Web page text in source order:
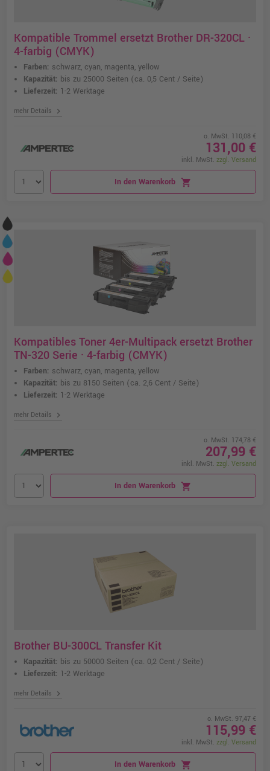
Kompatible Trommel ersetzt Brother DR-320CL ·
4-farbig (CMYK)
Farben: schwarz, cyan, magenta, yellow
Kapazität: bis zu 25000 Seiten (ca. 0,5 Cent / Seite)
Lieferzeit: 1-2 Werktage
mehr Details chevron_right
o. MwSt. 110,08 €
131,00 €
inkl. MwSt. zzgl. Versand
In den Warenkorb shopping_cart
Kompatibles Toner 4er-Multipack ersetzt Brother
TN-320 Serie · 4-farbig (CMYK)
Farben: schwarz, cyan, magenta, yellow
Kapazität: bis zu 8150 Seiten (ca. 2,6 Cent / Seite)
Lieferzeit: 1-2 Werktage
mehr Details chevron_right
o. MwSt. 174,78 €
207,99 €
inkl. MwSt. zzgl. Versand
In den Warenkorb shopping_cart
Brother BU-300CL Transfer Kit
Kapazität: bis zu 50000 Seiten (ca. 0,2 Cent / Seite)
Lieferzeit: 1-2 Werktage
mehr Details chevron_right
o. MwSt. 97,47 €
115,99 €
inkl. MwSt. zzgl. Versand
In den Warenkorb shopping_cart